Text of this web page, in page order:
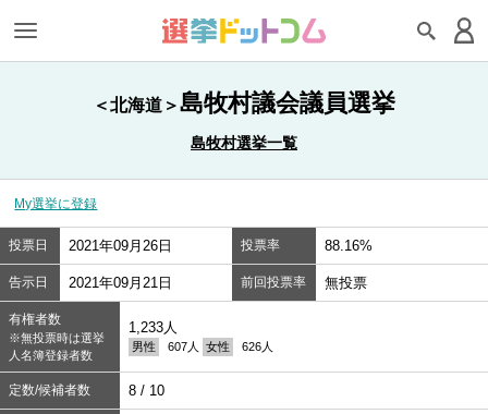
＜北海道＞島牧村議会議員選挙
島牧村選挙一覧
My選挙に登録
投票日 2021年09月26日 投票率 88.16%
告示日 2021年09月21日 前回投票率 無投票
有権者数
※無投票時は選挙
人名簿登録者数
1,233人
男性 607人 女性 626人
定数/候補者数 8 / 10